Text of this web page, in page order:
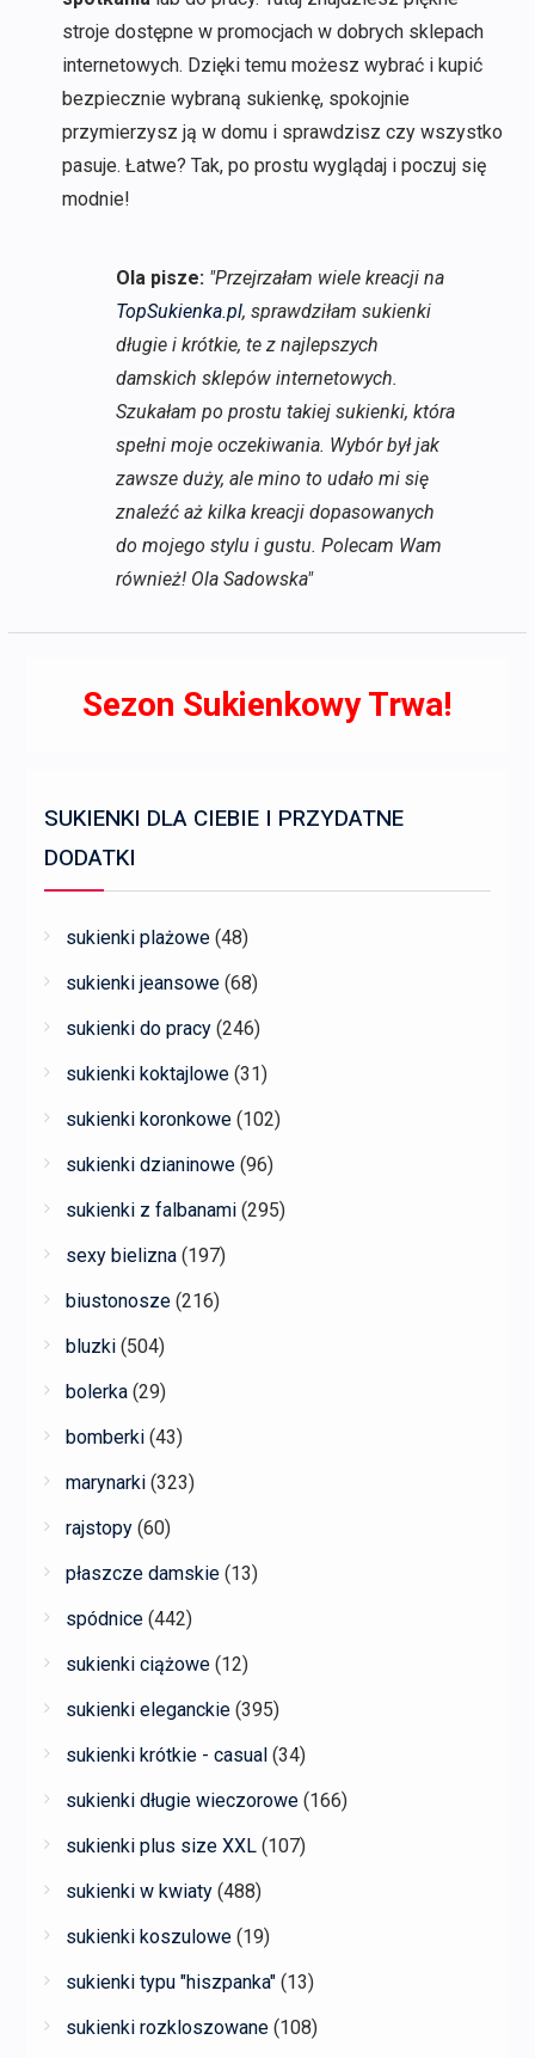
stroje dostępne w promocjach w dobrych sklepach
internetowych. Dzięki temu możesz wybrać i kupić
bezpiecznie wybraną sukienkę, spokojnie
przymierzysz ją w domu i sprawdzisz czy wszystko
pasuje. Łatwe? Tak, po prostu wyglądaj i poczuj się
modnie!
Ola pisze: "Przejrzałam wiele kreacji na
TopSukienka.pl, sprawdziłam sukienki
długie i krótkie, te z najlepszych
damskich sklepów internetowych.
Szukałam po prostu takiej sukienki, która
spełni moje oczekiwania. Wybór był jak
zawsze duży, ale mino to udało mi się
znaleźć aż kilka kreacji dopasowanych
do mojego stylu i gustu. Polecam Wam
również! Ola Sadowska"
Sezon Sukienkowy Trwa!
SUKIENKI DLA CIEBIE I PRZYDATNE
DODATKI
sukienki plażowe (48)
sukienki jeansowe (68)
sukienki do pracy (246)
sukienki koktajlowe (31)
sukienki koronkowe (102)
sukienki dzianinowe (96)
sukienki z falbanami (295)
sexy bielizna (197)
biustonosze (216)
bluzki (504)
bolerka (29)
bomberki (43)
marynarki (323)
rajstopy (60)
płaszcze damskie (13)
spódnice (442)
sukienki ciążowe (12)
sukienki eleganckie (395)
sukienki krótkie - casual (34)
sukienki długie wieczorowe (166)
sukienki plus size XXL (107)
sukienki w kwiaty (488)
sukienki koszulowe (19)
sukienki typu "hiszpanka" (13)
sukienki rozkloszowane (108)